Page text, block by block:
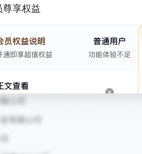
尊享权益